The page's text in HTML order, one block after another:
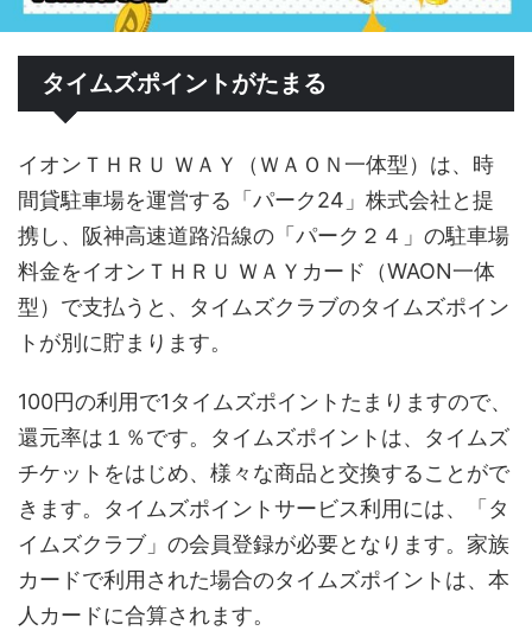
タイムズポイントがたまる
イオンＴＨＲＵ ＷＡＹ（ＷＡＯＮ一体型）は、時
間貸駐車場を運営する「パーク24」株式会社と提
携し、阪神高速道路沿線の「パーク２４」の駐車場
料金をイオンＴＨＲＵ ＷＡＹカード（WAON一体
型）で支払うと、タイムズクラブのタイムズポイン
トが別に貯まります。
100円の利用で1タイムズポイントたまりますので、
還元率は１％です。タイムズポイントは、タイムズ
チケットをはじめ、様々な商品と交換することがで
きます。タイムズポイントサービス利用には、「タ
イムズクラブ」の会員登録が必要となります。家族
カードで利用された場合のタイムズポイントは、本
人カードに合算されます。